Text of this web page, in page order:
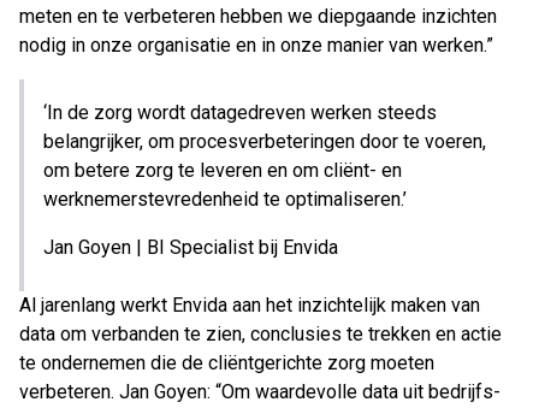
meten en te verbeteren hebben we diepgaande inzichten
nodig in onze organisatie en in onze manier van werken.”
‘In de zorg wordt datagedreven werken steeds
belangrijker, om procesverbeteringen door te voeren,
om betere zorg te leveren en om cliënt- en
werknemerstevredenheid te optimaliseren.’
Jan Goyen | BI Specialist bij Envida
Al jarenlang werkt Envida aan het inzichtelijk maken van
data om verbanden te zien, conclusies te trekken en actie
te ondernemen die de cliëntgerichte zorg moeten
verbeteren. Jan Goyen: “Om waardevolle data uit bedrijfs-